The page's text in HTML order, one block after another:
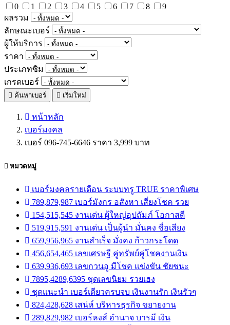
0
1 2 3 4 5 6 7 8
9
ผลรวม
ลักษณะเบอร์
ผู้ให้บริการ
ราคา
ประเภทซิม
เกรดเบอร์
ค้นหาเบอร์ เริ่มใหม่
หน้าหลัก
เบอร์มงคล
เบอร์ 096-745-6646 ราคา 3,999 บาท
หมวดหมู่
เบอร์มงคลรายเดือน ระบบทรู TRUE ราคาพิเศษ
789,879,987 เบอร์มังกร อสังหา เสี่ยงโชค รวย
154,515,545 งานเด่น ผู้ใหญ่อุปถัมภ์ โอกาสดี
519,915,591 งานเด่น เป็นผู้นำ มั่นคง ชื่อเสียง
659,956,965 งานสำเร็จ มั่งคง ก้าวกระโดด
456,654,465 เลขเศรษฐี คู่ทรัพย์คู่โชคงานเงิน
639,936,693 เลขกวนอู มีโชค แข่งขัน ชัยชนะ
7895,4289,6395 ชุดเลขนิยม รวยเฮง
ชุดแนะนำ เบอร์เดียวครบจบ เงินงานรัก เงินรัวๆ
824,428,628 เสน่ห์ บริหารธุรกิจ ขยายงาน
289,829,982 เบอร์หงส์ อำนาจ บารมี เงิน